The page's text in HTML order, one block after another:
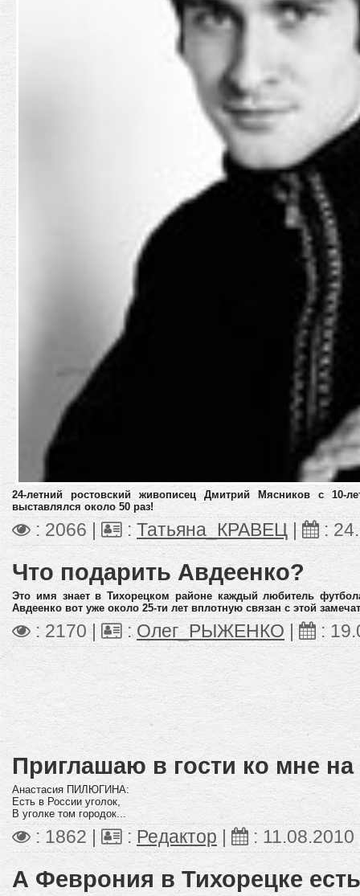
24-летний ростовский живописец Дмитрий Мясников с 10-
выставлялся около 50 раз!
: 2066 | : Татьяна_КРАВЕЦ :
Что подарить Авдеенко?
Это имя знает в Тихорецком районе каждый любитель
Авдеенко вот уже около 25-ти лет вплотную связан с этой
: 2170 | : Олег_РЫЖЕНКО| :
Приглашаю в гости ко мне
Анастасия ПИЛЮГИНА:
Есть в России уголок,
В уголке том городок...
: 1862 | : Редактор| : 11.08.2010
А Феврония в Тихорецке